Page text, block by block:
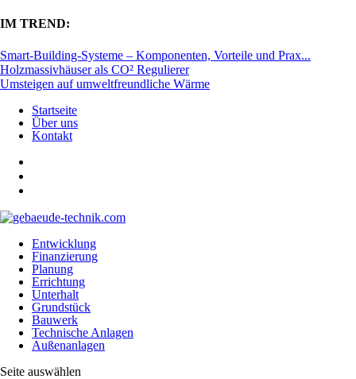
IM TREND:
Smart-Building-Systeme – Komponenten, Vorteile und Prax...
Holzmassivhäuser als CO² Regulierer
Umsteigen auf umweltfreundliche Wärme
Startseite
Über uns
Kontakt
Entwicklung
Finanzierung
Planung
Errichtung
Unterhalt
Grundstück
Bauwerk
Technische Anlagen
Außenanlagen
Seite auswählen